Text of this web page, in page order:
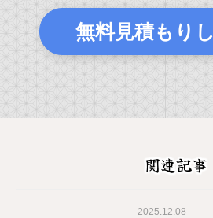
無料見積もり
関連記事
2025.12.08